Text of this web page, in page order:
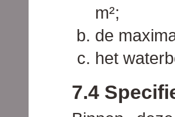
m²;
de
het
7.4